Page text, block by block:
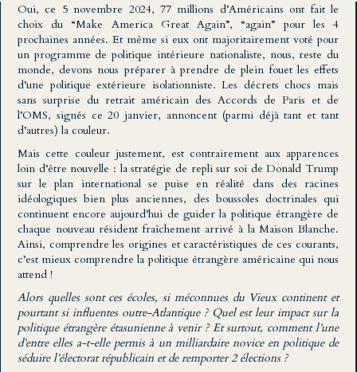
Oui, ce 5 novembre 2024, 77 millions d’Américains ont fait le
choix du “Make America Great Again”, “again” pour les 4
prochaines années. Et même si eux ont majoritairement voté pour
un programme de politique intérieure nationaliste, nous, reste du
monde, devons nous préparer à prendre de plein fouet les effets
d’une politique extérieure isolationniste. Les décrets chocs mais
sans surprise du retrait américain des Accords de Paris et de
l’OMS, signés ce 20 janvier, annoncent (parmi déjà tant et tant
d’autres) la couleur.
Mais cette couleur justement, est contrairement aux apparences
loin d’être nouvelle : la stratégie de repli sur soi de Donald Trump
sur le plan international se puise en réalité dans des racines
idéologiques bien plus anciennes, des boussoles doctrinales qui
continuent encore aujourd’hui de guider la politique étrangère de
chaque nouveau résident fraîchement arrivé à la Maison Blanche.
Ainsi, comprendre les origines et caractéristiques de ces courants,
c’est mieux comprendre la politique étrangère américaine qui nous
attend !
Alors quelles sont ces écoles, si méconnues du Vieux continent et
pourtant si influentes outre-Atlantique ? Quel est leur impact sur la
politique étrangère étasunienne à venir ? Et surtout, comment l’une
d’entre elles a-t-elle permis à un milliardaire novice en politique de
séduire l’électorat républicain et de remporter 2 élections ?